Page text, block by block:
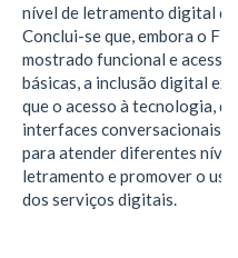
nível de letramento digital
Conclui-se que, embora o
mostrado funcional e
básicas, a inclusão digital
que o acesso à tecnologia,
interfaces conversacionais
para atender diferentes
letramento e promover o
dos serviços digitais.